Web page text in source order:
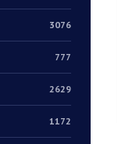
3076
777
2629
1172